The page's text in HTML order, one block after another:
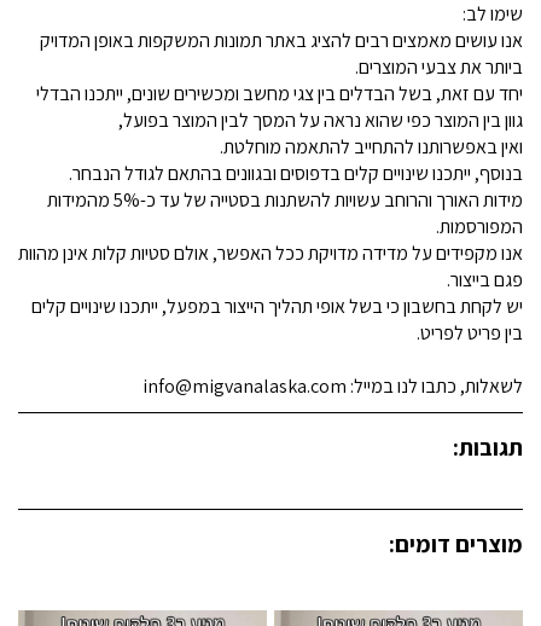
שימו לב:
אנו עושים מאמצים רבים להציג באתר תמונות המשקפות באופן המדויק
ביותר את צבעי המוצרים.
יחד עם זאת, בשל הבדלים בין צגי מחשב ומכשירים שונים, ייתכנו הבדלי
גוון בין המוצר כפי שהוא נראה על המסך לבין המוצר בפועל,
ואין באפשרותנו להתחייב להתאמה מוחלטת.
בנוסף, ייתכנו שינויים קלים בדפוסים ובגוונים בהתאם לגודל הנבחר.
מידות האורך והרוחב עשויות להשתנות בסטייה של עד כ-5% מהמידות
המפורסמות.
אנו מקפידים על מדידה מדויקת ככל האפשר, אולם סטיות קלות אינן מהוות
פגם בייצור.
יש לקחת בחשבון כי בשל אופי תהליך הייצור במפעל, ייתכנו שינויים קלים
בין פריט לפריט.
לשאלות, כתבו לנו במייל: info@migvanalaska.com
תגובות:
מוצרים דומים: